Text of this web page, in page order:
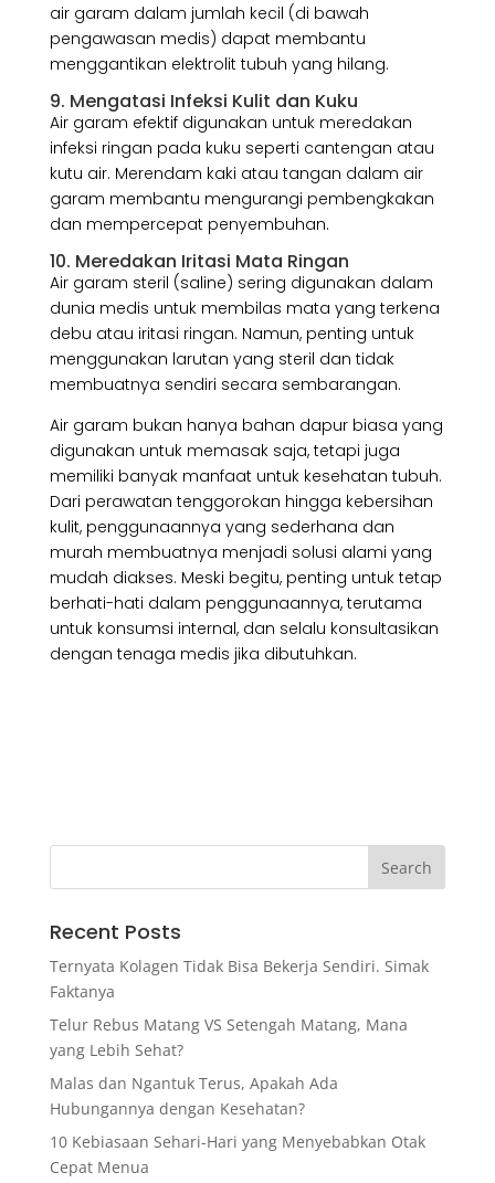
air garam dalam jumlah kecil (di bawah
pengawasan medis) dapat membantu
menggantikan elektrolit tubuh yang hilang.
9. Mengatasi Infeksi Kulit dan Kuku
Air garam efektif digunakan untuk meredakan
infeksi ringan pada kuku seperti cantengan atau
kutu air. Merendam kaki atau tangan dalam air
garam membantu mengurangi pembengkakan
dan mempercepat penyembuhan.
10. Meredakan Iritasi Mata Ringan
Air garam steril (saline) sering digunakan dalam
dunia medis untuk membilas mata yang terkena
debu atau iritasi ringan. Namun, penting untuk
menggunakan larutan yang steril dan tidak
membuatnya sendiri secara sembarangan.
Air garam bukan hanya bahan dapur biasa yang
digunakan untuk memasak saja, tetapi juga
memiliki banyak manfaat untuk kesehatan tubuh.
Dari perawatan tenggorokan hingga kebersihan
kulit, penggunaannya yang sederhana dan
murah membuatnya menjadi solusi alami yang
mudah diakses. Meski begitu, penting untuk tetap
berhati-hati dalam penggunaannya, terutama
untuk konsumsi internal, dan selalu konsultasikan
dengan tenaga medis jika dibutuhkan.
Recent Posts
Ternyata Kolagen Tidak Bisa Bekerja Sendiri. Simak
Faktanya
Telur Rebus Matang VS Setengah Matang, Mana
yang Lebih Sehat?
Malas dan Ngantuk Terus, Apakah Ada
Hubungannya dengan Kesehatan?
10 Kebiasaan Sehari-Hari yang Menyebabkan Otak
Cepat Menua